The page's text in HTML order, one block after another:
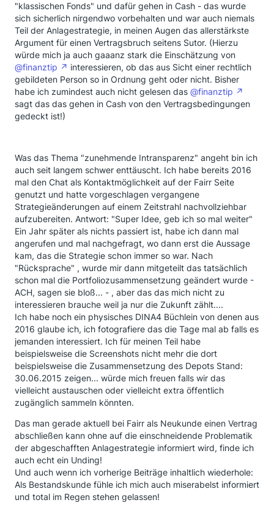
"klassischen Fonds" und dafür gehen in Cash - das wurde
sich sicherlich nirgendwo vorbehalten und war auch niemals
Teil der Anlagestrategie, in meinen Augen das allerstärkste
Argument für einen Vertragsbruch seitens Sutor. (Hierzu
würde mich ja auch gaaanz stark die Einschätzung von
@finanztip
interessieren, ob das aus Sicht einer rechtlich
gebildeten Person so in Ordnung geht oder nicht. Bisher
habe ich zumindest auch nicht gelesen das @finanztip
sagt das das gehen in Cash von den Vertragsbedingungen
gedeckt ist!)
Was das Thema "zunehmende Intransparenz" angeht bin ich
auch seit langem schwer enttäuscht. Ich habe bereits 2016
mal den Chat als Kontaktmöglichkeit auf der Fairr Seite
genutzt und hatte vorgeschlagen vergangene
Strategieänderungen auf einem Zeitstrahl nachvollziehbar
aufzubereiten. Antwort: "Super Idee, geb ich so mal weiter"
Ein Jahr später als nichts passiert ist, habe ich dann mal
angerufen und mal nachgefragt, wo dann erst die Aussage
kam, das die Strategie schon immer so war. Nach
"Rücksprache" , wurde mir dann mitgeteilt das tatsächlich
schon mal die Portfoliozusammensetzung geändert wurde -
ACH, sagen sie bloß... - , aber das das mich nicht zu
interessieren brauche weil ja nur die Zukunft zählt....
Ich habe noch ein physisches DINA4 Büchlein von denen aus
2016 glaube ich, ich fotografiere das die Tage mal ab falls es
jemanden interessiert. Ich für meinen Teil habe
beispielsweise die Screenshots nicht mehr die dort
beispielsweise die Zusammensetzung des Depots Stand:
30.06.2015 zeigen... würde mich freuen falls wir das
vielleicht austauschen oder vielleicht extra öffentlich
zugänglich sammeln könnten.
Das man gerade aktuell bei Fairr als Neukunde einen Vertrag
abschließen kann ohne auf die einschneidende Problematik
der abgeschafften Anlagestrategie informiert wird, finde ich
auch echt ein Unding!
Und auch wenn ich vorherige Beiträge inhaltlich wiederhole:
Als Bestandskunde fühle ich mich auch miserabelst informiert
und total im Regen stehen gelassen!